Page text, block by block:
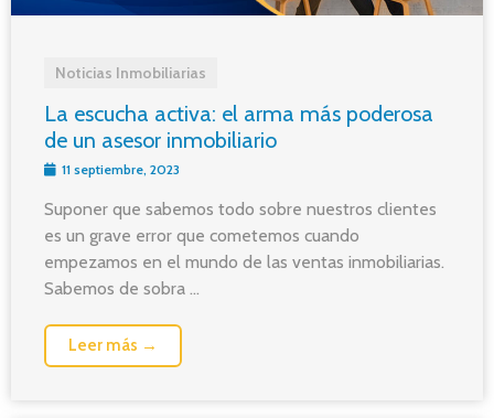
Noticias Inmobiliarias
La escucha activa: el arma más poderosa
de un asesor inmobiliario
11 septiembre, 2023
Suponer que sabemos todo sobre nuestros clientes
es un grave error que cometemos cuando
empezamos en el mundo de las ventas inmobiliarias.
Sabemos de sobra ...
Leer más →